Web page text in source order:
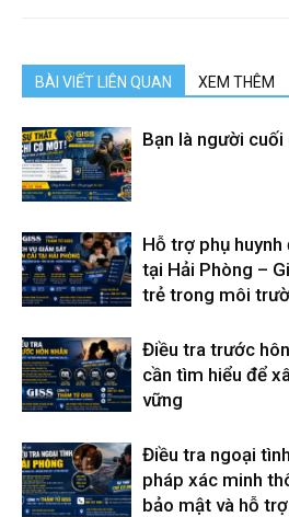
BÀI VIẾT LIÊN QUAN XEM THÊM
Bạn là người
Hỗ trợ phụ
tại Hải Phòng –
trẻ trong môi
Điều tra trước
cần tìm hiểu để
vững
Điều tra ngoại
pháp xác minh
bảo mật và hỗ